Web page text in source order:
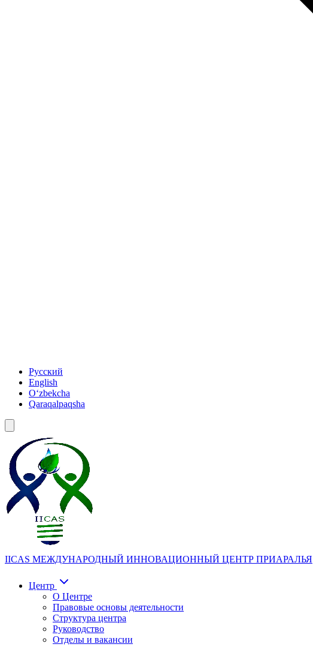
Русский
English
Oʻzbekcha
Qaraqalpaqsha
IICAS МЕЖДУНАРОДНЫЙ ИННОВАЦИОННЫЙ ЦЕНТР ПРИАРАЛЬЯ
Центр
О Центре
Правовые основы деятельности
Структура центра
Руководство
Отделы и вакансии